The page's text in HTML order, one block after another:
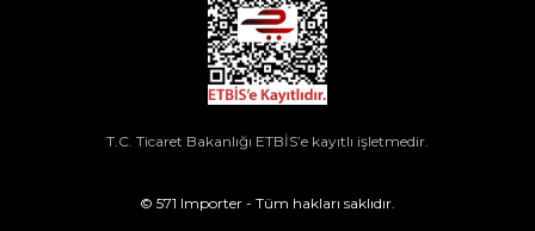
T.C. Ticaret Bakanlığı ETBİS’e kayıtlı işletmedir.
© 571 Importer - Tüm hakları saklıdır.